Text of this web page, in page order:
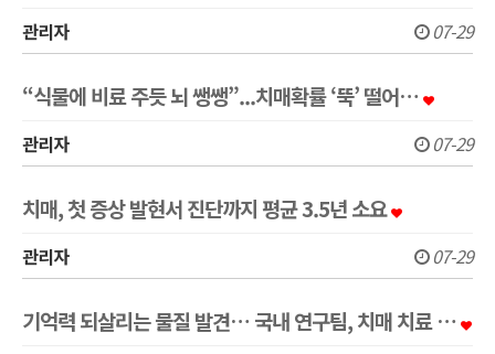
관리자 07-29
“식물에 비료 주듯 뇌 쌩쌩”...치매확률 ‘뚝’ 떨어…
관리자 07-29
치매, 첫 증상 발현서 진단까지 평균 3.5년 소요
관리자 07-29
기억력 되살리는 물질 발견… 국내 연구팀, 치매 치료 …